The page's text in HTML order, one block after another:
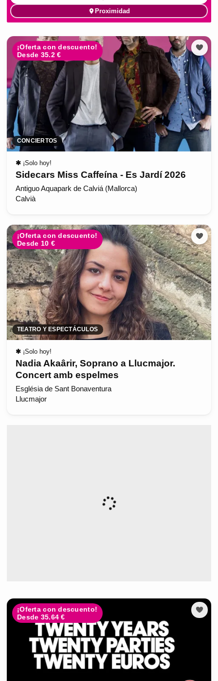
Proximidad
¡Oferta con descuento!
Desde 35.2 €
CONCIERTOS
✱ ¡Solo hoy!
Sidecars Miss Caffeína - Es Jardí 2026
Antiguo Aquapark de Calviá (Mallorca)
Calvià
¡Oferta con descuento!
Desde 10 €
TEATRO Y ESPECTÁCULOS
✱ ¡Solo hoy!
Nadia Akaârir, Soprano a Llucmajor.
Concert amb espelmes
Església de Sant Bonaventura
Llucmajor
¡Oferta con descuento!
Desde 35.64 €